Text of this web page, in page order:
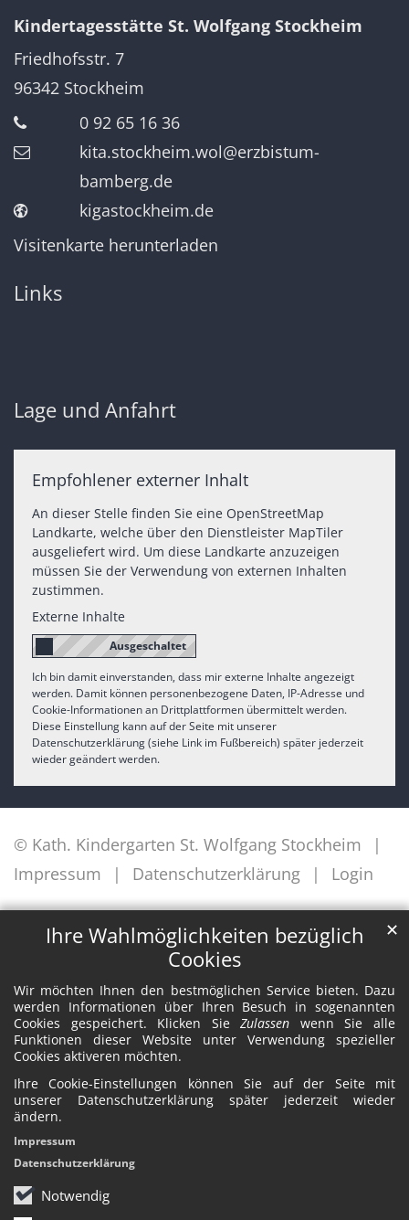
Ihre Wahlmöglichkeiten bezüglich
Cookies
Wir möchten Ihnen den bestmöglichen Service bieten. Dazu
werden Informationen über Ihren Besuch in sogenannten
Cookies gespeichert. Klicken SieZulassen wenn Sie alle
Funktionen dieser Website unter Verwendung spezieller
Cookies aktiveren möchten.
Ihre Cookie-Einstellungen können Sie auf der Seite mit
unserer Datenschutzerklärung später jederzeit wieder
ändern.
Notwendig
✕
Impressum
Datenschutzerklärung
Kindertagesstätte St. Wolfgang Stockheim
Friedhofsstr. 7
96342 Stockheim
0 92 65 16 36
kita.stockheim.wol@erzbistum-
bamberg.de
kigastockheim.de
Visitenkarte herunterladen
Links
Lage und Anfahrt
Empfohlener externer Inhalt
An dieser Stelle finden Sie eine OpenStreetMap
Landkarte, welche über den Dienstleister MapTiler
ausgeliefert wird. Um diese Landkarte anzuzeigen
müssen Sie der Verwendung von externen Inhalten
zustimmen.
Externe Inhalte
Ich bin damit einverstanden, dass mir externe Inhalte angezeigt
werden. Damit können personenbezogene Daten, IP-Adresse und
Cookie-Informationen an Drittplattformen übermittelt werden.
Diese Einstellung kann auf der Seite mit unserer
Datenschutzerklärung (siehe Link im Fußbereich) später jederzeit
wieder geändert werden.
© Kath. Kindergarten St. Wolfgang Stockheim
Impressum
Datenschutzerklärung Login